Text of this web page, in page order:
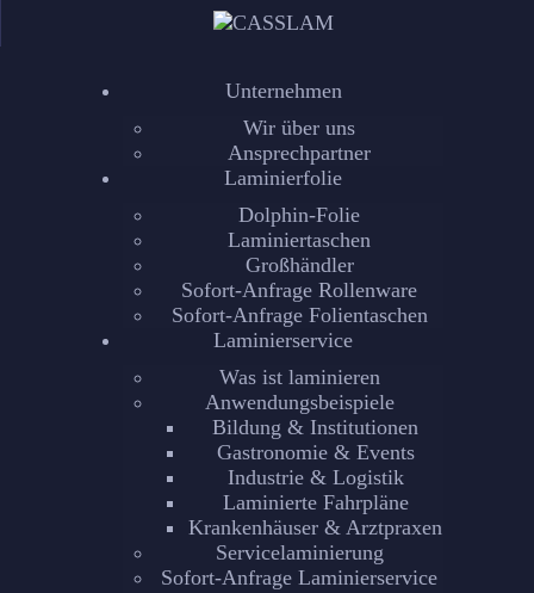
Unternehmen
Wir über uns
Ansprechpartner
Laminierfolie
Dolphin-Folie
Laminiertaschen
Großhändler
Sofort-Anfrage Rollenware
Sofort-Anfrage Folientaschen
Laminierservice
Was ist laminieren
Anwendungsbeispiele
Bildung & Institutionen
Gastronomie & Events
Industrie & Logistik
Laminierte Fahrpläne
Krankenhäuser & Arztpraxen
Servicelaminierung
Sofort-Anfrage Laminierservice